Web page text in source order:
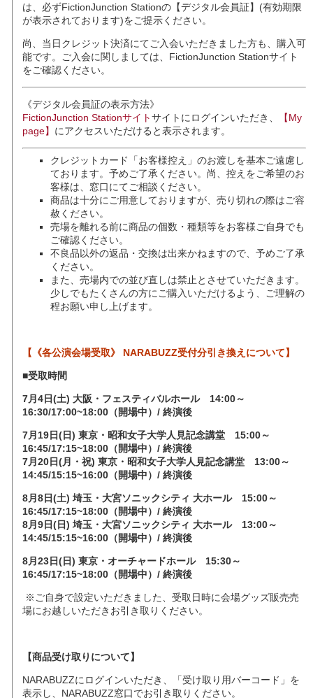
は、必ずFictionJunction Stationの【デジタル会員証】(有効期限
が表示されております)をご提示ください。
尚、当日クレジット決済にてご入会いただきました方も、購入可
能です。ご入会に関しましては、FictionJunction Stationサイト
をご確認ください。
《デジタル会員証の表示方法》
FictionJunction Stationサイトサイトにログインいただき、
【My
page】 にアクセスいただけると表示されます。
クレジットカード「お客様控え」のお渡しを基本ご遠慮し
ております。予めご了承ください。尚、控えをご希望のお
客様は、窓口にてご相談ください。
商品は十分にご用意しておりますが、売り切れの際はご容
赦ください。
売場を離れる前に商品の個数・種類等をお客様ご自身でも
ご確認ください。
不良品以外の返品・交換は出来かねますので、予めご了承
ください。
また、売場内での並び直しは禁止とさせていただきます。
少しでもたくさんの方にご購入いただけるよう、ご理解の
程お願い申し上げます。
【《各公演会場受取》 NARABUZZ受付分引き換えについて】
■受取時間
7月4日(土) 大阪・フェスティバルホール 14:00～
16:30/17:00~18:00（開場中）/ 終演後
7月19日(日) 東京・昭和女子大学人見記念講堂 15:00～
16:45/17:15~18:00（開場中）/ 終演後
7月20日(月・祝) 東京・昭和女子大学人見記念講堂 13:00～
14:45/15:15~16:00（開場中）/ 終演後
8月8日(土) 埼玉・大宮ソニックシティ 大ホール 15:00～
16:45/17:15~18:00（開場中）/ 終演後
8月9日(日) 埼玉・大宮ソニックシティ 大ホール 13:00～
14:45/15:15~16:00（開場中）/ 終演後
8月23日(日) 東京・オーチャードホール 15:30～
16:45/17:15~18:00（開場中）/ 終演後
※ご自身で設定いただきました、受取日時に会場グッズ販売売
場にお越しいただきお引き取りください。
【商品受け取りについて】
NARABUZZにログインいただき、「受け取り用バーコード」を
表示し、NARABUZZ窓口でお引き取りください。